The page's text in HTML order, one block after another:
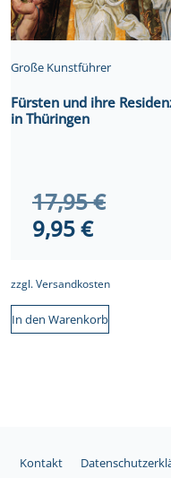
Große Kunstführer
Fürsten und ihre
in Thüringen
17,95€
17,95 €
9,95€Aktueller
ist:
9,95 €.
zzgl.Versandkosten
In den Warenkorb
Kontakt